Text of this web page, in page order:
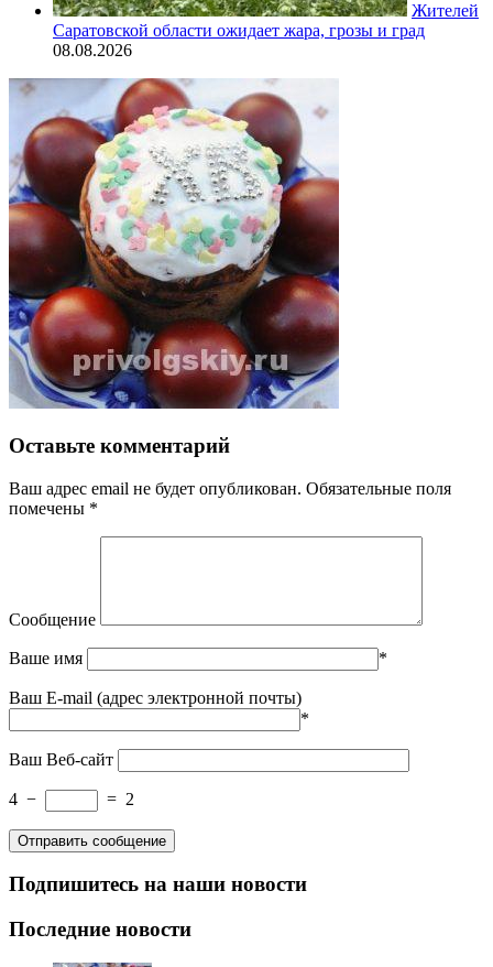
Жителей
Саратовской области ожидает жара, грозы и град
08.08.2026
Оставьте комментарий
Ваш адрес email не будет опубликован. Обязательные поля
помечены *
Сообщение
Ваше имя *
Ваш E-mail (адрес электронной почты)
*
Ваш Веб-сайт
4 − = 2
Подпишитесь на наши новости
Последние новости